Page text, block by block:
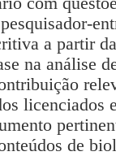
a partir
na análise
licenciados
de